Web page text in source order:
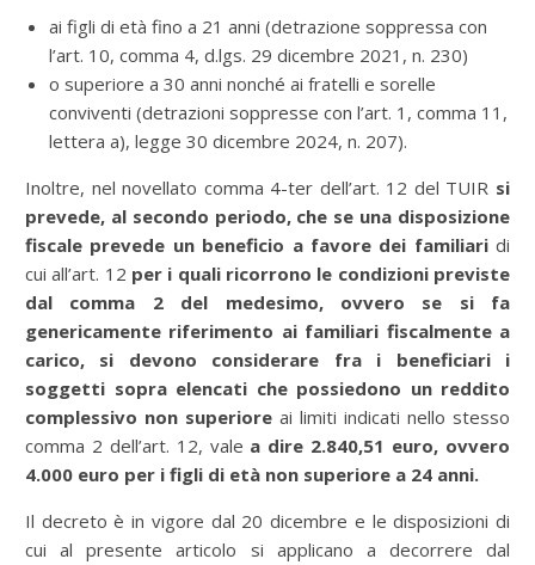
ai figli di età fino a 21 anni (detrazione soppressa con
l’art. 10, comma 4, d.lgs. 29 dicembre 2021, n. 230)
o superiore a 30 anni nonché ai fratelli e sorelle
conviventi (detrazioni soppresse con l’art. 1, comma 11,
lettera a), legge 30 dicembre 2024, n. 207).
Inoltre, nel novellato comma 4-ter dell’art. 12 del TUIR si
prevede, al secondo periodo, che se una disposizione
fiscale prevede un beneficio a favore dei familiaridi
cui all’art. 12 per i quali ricorrono le condizioni previste
dal comma 2 del medesimo, ovvero se si fa
genericamente riferimento ai familiari fiscalmente a
carico, si devono considerare fra i beneficiari i
soggetti sopra elencati che possiedono un reddito
complessivo non superiore ai limiti indicati nello stesso
comma 2 dell’art. 12, vale a dire 2.840,51 euro, ovvero
4.000 euro per i figli di età non superiore a 24 anni.
Il decreto è in vigore dal 20 dicembre e le disposizioni di
cui al presente articolo si applicano a decorrere dal